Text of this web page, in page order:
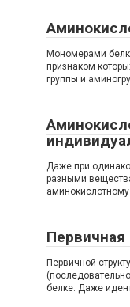
Мономерами
признаком
группы и
Даже при
разными
Первичная
Первичной
белке. Даже